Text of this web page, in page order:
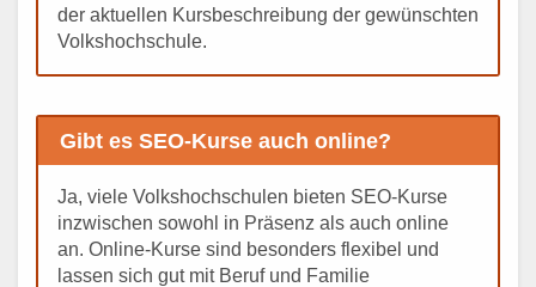
der aktuellen Kursbeschreibung der gewünschten
Volkshochschule.
Gibt es SEO-Kurse auch online?
Ja, viele Volkshochschulen bieten SEO-Kurse
inzwischen sowohl in Präsenz als auch online
an. Online-Kurse sind besonders flexibel und
lassen sich gut mit Beruf und Familie